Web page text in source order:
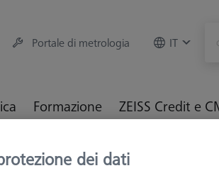
Portale di metrologia IT
Formazione ZEISS Credit e
dei particolari Sistemi di fissaggio
dei dati